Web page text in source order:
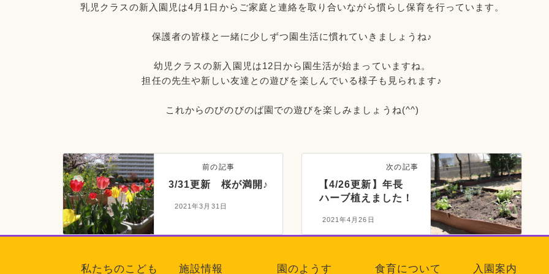
乳児クラスの新入園児は4月1日からご家庭と連絡を取り合いながら慣らし保育を行っています。
保護者の皆様と一緒に少しずつ園生活に慣れていきましょうね♪
幼児クラスの新入園児は12日から園生活が始まっていますね。
担任の先生や新しい友達との遊びを楽しんでいる様子も見られます♪
これからのびのびのば園での遊びを楽しみましょうね(^^)
前の記事
3/31更新 桜が満開♪
2021年3月31日
次の記事
【4/26更新】年長
ハーブ植えました！
2021年4月26日
私たちのこども 施設情報 園のようす 食育について 入園案内